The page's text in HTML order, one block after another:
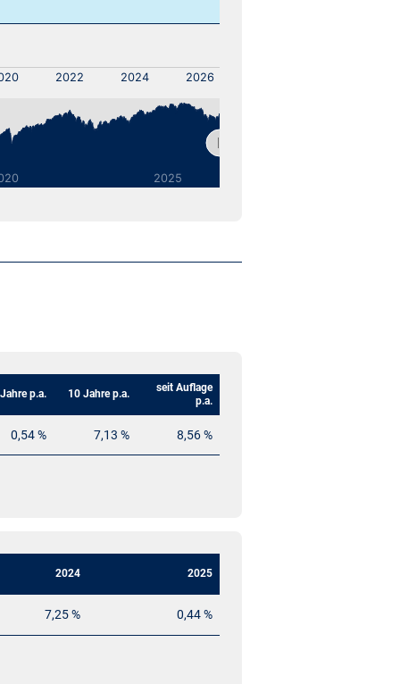
p.a. 10 Jahre p.a.
seit Auflage
p.a.
0,54 % 7,13 % 8,56 %
2024 2025
7,25 % 0,44 %